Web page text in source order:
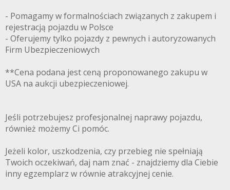
- Pomagamy w formalnościach związanych z zakupem i
rejestracją pojazdu w Polsce
- Oferujemy tylko pojazdy z pewnych i autoryzowanych
Firm Ubezpieczeniowych
**Cena podana jest ceną proponowanego zakupu w
USA na aukcji ubezpieczeniowej.
Jeśli potrzebujesz profesjonalnej naprawy pojazdu,
również możemy Ci pomóc.
Jeżeli kolor, uszkodzenia, czy przebieg nie spełniają
Twoich oczekiwań, daj nam znać - znajdziemy dla Ciebie
inny egzemplarz w równie atrakcyjnej cenie.